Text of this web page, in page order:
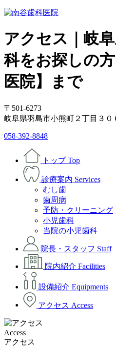
アクセス｜岐
科をお探しの
医院】まで
〒501-6273
岐阜県羽島市小熊町２丁目３０
058-392-8848
トップ Top
診療案内 Services
むし歯
歯周病
予防・クリーニング
小児歯科
当院の小児歯科
院長・スタッフ Staff
院内紹介 Facilities
設備紹介 Equipments
アクセス Access
Access
アクセス